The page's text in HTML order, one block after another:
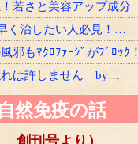
若さと美容アップ成分
く治したい人必見！…
邪もﾏｸﾛﾌｧｰｼﾞがﾌﾞﾛｯｸ！
は許しません by…
は26歳から差がつく？
にも効く！？
然免疫の話
創刊号より）